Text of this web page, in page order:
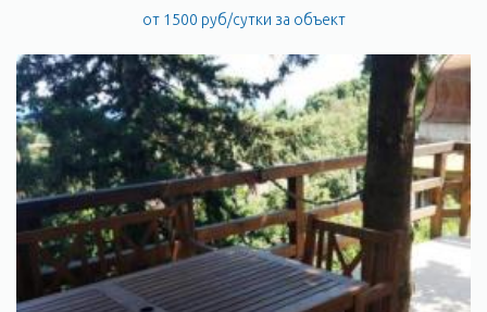
от 1500 руб/сутки за объект